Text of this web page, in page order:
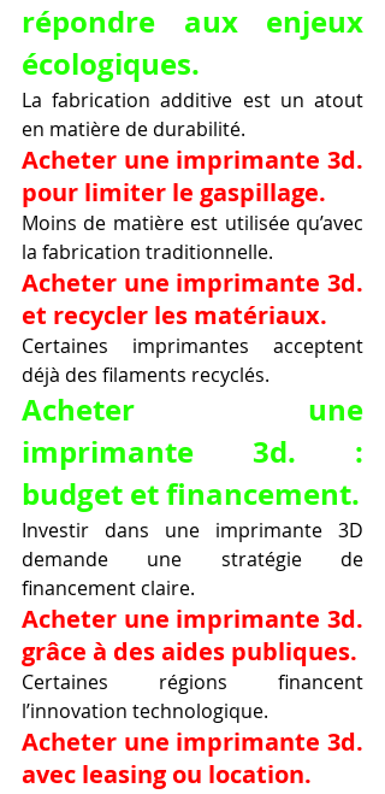
répondre aux enjeux
écologiques.
La fabrication additive est un atout
en matière de durabilité.
Acheter une imprimante 3d.
pour limiter le gaspillage.
Moins de matière est utilisée qu’avec
la fabrication traditionnelle.
Acheter une imprimante 3d.
et recycler les matériaux.
Certaines imprimantes acceptent
déjà des filaments recyclés.
Acheter une
imprimante 3d. :
budget et financement.
Investir dans une imprimante 3D
demande une stratégie de
financement claire.
Acheter une imprimante 3d.
grâce à des aides publiques.
Certaines régions financent
l’innovation technologique.
Acheter une imprimante 3d.
avec leasing ou location.